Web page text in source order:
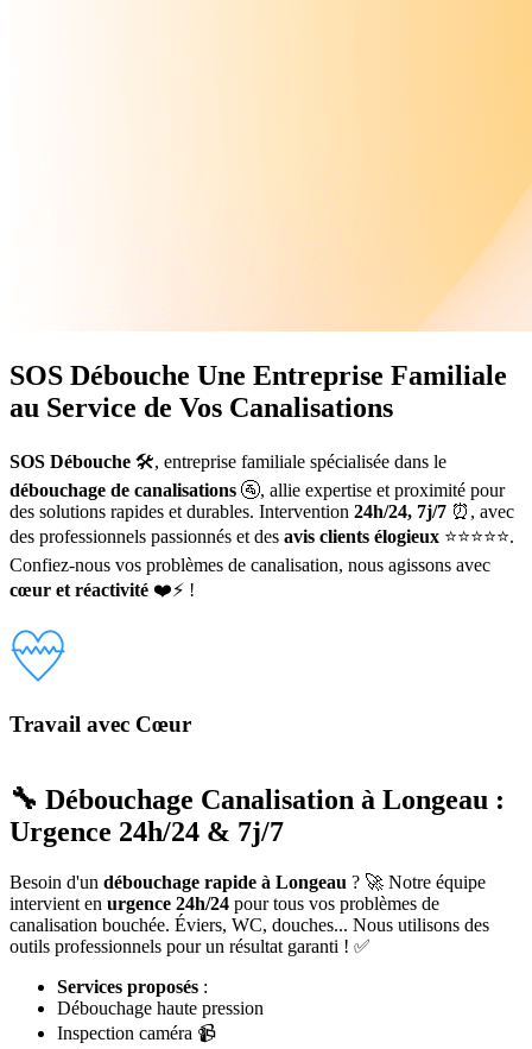
SOS Débouche Une Entreprise Familiale
au Service de Vos Canalisations
SOS Débouche 🛠️, entreprise familiale spécialisée dans le
débouchage de canalisations 🚰, allie expertise et proximité pour
des solutions rapides et durables. Intervention 24h/24, 7j/7 ⏰, avec
des professionnels passionnés et des avis clients élogieux ⭐⭐⭐⭐⭐.
Confiez-nous vos problèmes de canalisation, nous agissons avec
cœur et réactivité ❤️⚡ !
Travail avec Cœur
🔧 Débouchage Canalisation à Longeau :
Urgence 24h/24 & 7j/7
Besoin d'un débouchage rapide à Longeau ? 🚀 Notre équipe
intervient en urgence 24h/24 pour tous vos problèmes de
canalisation bouchée. Éviers, WC, douches... Nous utilisons des
outils professionnels pour un résultat garanti ! ✅
Services proposés :
Débouchage haute pression
Inspection caméra 📹